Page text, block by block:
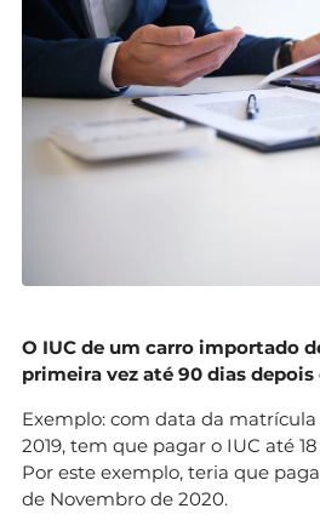
O IUC de um carro importado
primeira vez até 90 dias
Exemplo: com data da
2019, tem que pagar o IUC até
Por este exemplo, teria que
de Novembro de 2020.